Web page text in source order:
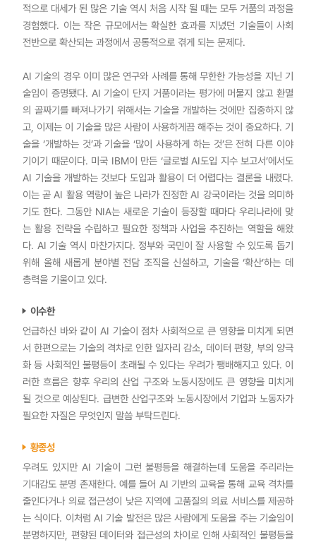
적으로 대세가 된 많은 기술 역시 처음 시작 될 때는 모두 거품의 과정을
경험했다. 이는 작은 규모에서는 확실한 효과를 지녔던 기술들이 사회
전반으로 확산되는 과정에서 공통적으로 겪게 되는 문제다.
AI 기술의 경우 이미 많은 연구와 사례를 통해 무한한 가능성을 지닌 기
술임이 증명됐다. AI 기술이 단지 거품이라는 평가에 머물지 않고 환멸
의 골짜기를 빠져나가기 위해서는 기술을 개발하는 것에만 집중하지 않
고, 이제는 이 기술을 많은 사람이 사용하게끔 해주는 것이 중요하다. 기
술을 ‘개발하는 것’과 기술을 ‘많이 사용하게 하는 것’은 전혀 다른 이야
기이기 때문이다. 미국 IBM이 만든 ‘글로벌 AI도입 지수 보고서’에서도
AI 기술을 개발하는 것보다 도입과 활용이 더 어렵다는 결론을 내렸다.
이는 곧 AI 활용 역량이 높은 나라가 진정한 AI 강국이라는 것을 의미하
기도 한다. 그동안 NIA는 새로운 기술이 등장할 때마다 우리나라에 맞
는 활용 전략을 수립하고 필요한 정책과 사업을 추진하는 역할을 해왔
다. AI 기술 역시 마찬가지다. 정부와 국민이 잘 사용할 수 있도록 돕기
위해 올해 새롭게 분야별 전담 조직을 신설하고, 기술을 ‘확산’하는 데
총력을 기울이고 있다.
이수한
언급하신 바와 같이 AI 기술이 점차 사회적으로 큰 영향을 미치게 되면
서 한편으로는 기술의 격차로 인한 일자리 감소, 데이터 편향, 부의 양극
화 등 사회적인 불평등이 초래될 수 있다는 우려가 팽배해지고 있다. 이
러한 흐름은 향후 우리의 산업 구조와 노동시장에도 큰 영향을 미치게
될 것으로 예상된다. 급변한 산업구조와 노동시장에서 기업과 노동자가
필요한 자질은 무엇인지 말씀 부탁드린다.
황종성
우려도 있지만 AI 기술이 그런 불평등을 해결하는데 도움을 주리라는
기대감도 분명 존재한다. 예를 들어 AI 기반의 교육을 통해 교육 격차를
줄인다거나 의료 접근성이 낮은 지역에 고품질의 의료 서비스를 제공하
는 식이다. 이처럼 AI 기술 발전은 많은 사람에게 도움을 주는 기술임이
분명하지만, 편향된 데이터와 접근성의 차이로 인해 사회적인 불평등을